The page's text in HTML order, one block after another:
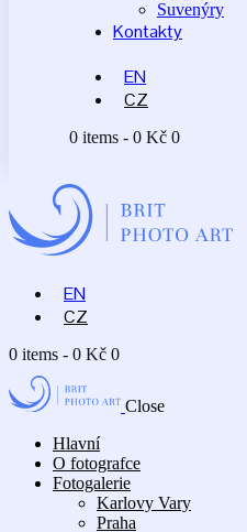
Suvenýry
Kontakty
EN
CZ
0 items - 0 Kč 0
EN
CZ
0 items - 0 Kč 0
Close
Hlavní
O fotografce
Fotogalerie
Karlovy Vary
Praha